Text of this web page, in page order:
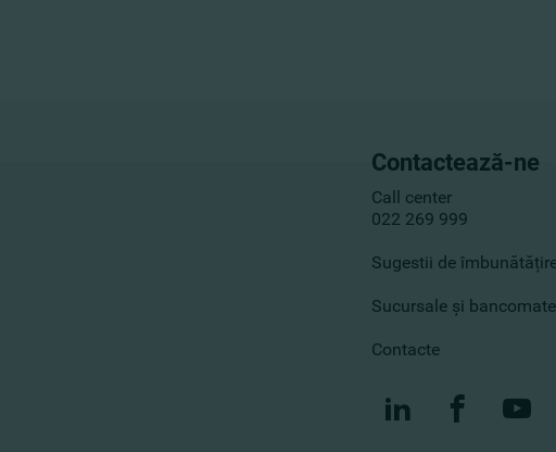
Contactează-ne
Call center
022 269 999
Sugestii de
Sucursale și bancomate
Contacte